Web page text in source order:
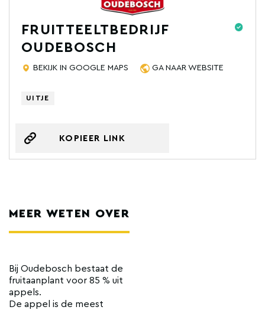
FRUITTEELTBEDRIJF
OUDEBOSCH
BEKIJK IN GOOGLE MAPS GA NAAR WEBSITE
UITJE
KOPIEER LINK
MEER WETEN OVER
Bij Oudebosch bestaat de
fruitaanplant voor 85 % uit
appels.
De appel is de meest